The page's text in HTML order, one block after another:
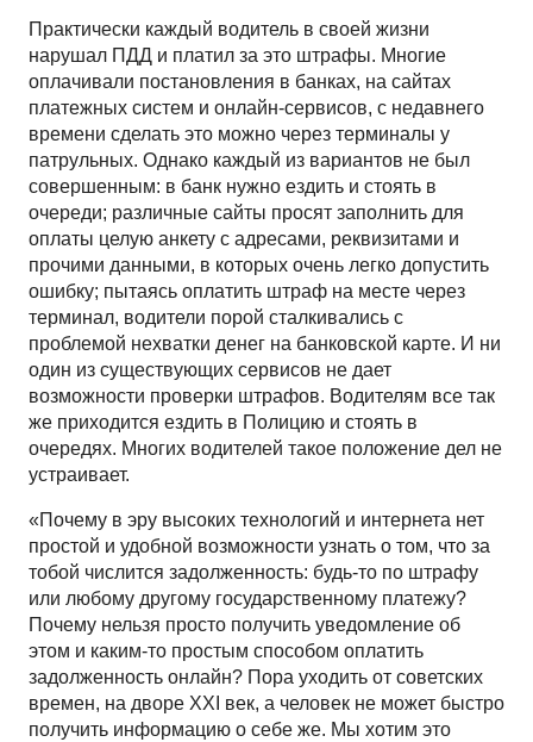
Практически каждый водитель в своей жизни
нарушал ПДД и платил за это штрафы. Многие
оплачивали постановления в банках, на сайтах
платежных систем и онлайн-сервисов, с недавнего
времени сделать это можно через терминалы у
патрульных. Однако каждый из вариантов не был
совершенным: в банк нужно ездить и стоять в
очереди; различные сайты просят заполнить для
оплаты целую анкету с адресами, реквизитами и
прочими данными, в которых очень легко допустить
ошибку; пытаясь оплатить штраф на месте через
терминал, водители порой сталкивались с
проблемой нехватки денег на банковской карте. И ни
один из существующих сервисов не дает
возможности проверки штрафов. Водителям все так
же приходится ездить в Полицию и стоять в
очередях. Многих водителей такое положение дел не
устраивает.
«Почему в эру высоких технологий и интернета нет
простой и удобной возможности узнать о том, что за
тобой числится задолженность: будь-то по штрафу
или любому другому государственному платежу?
Почему нельзя просто получить уведомление об
этом и каким-то простым способом оплатить
задолженность онлайн? Пора уходить от советских
времен, на дворе XXI век, а человек не может быстро
получить информацию о себе же. Мы хотим это